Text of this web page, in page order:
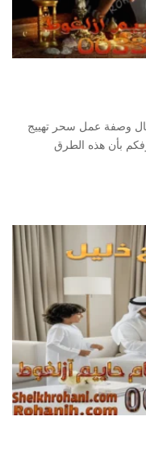
وصفة عمل سحر تهييج
بأن هذه الطرق